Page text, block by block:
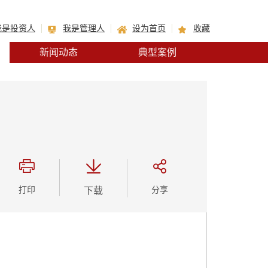
是投资人 我是管理人 设为首页 收藏
新闻动态 典型案例
打印 下载 分享